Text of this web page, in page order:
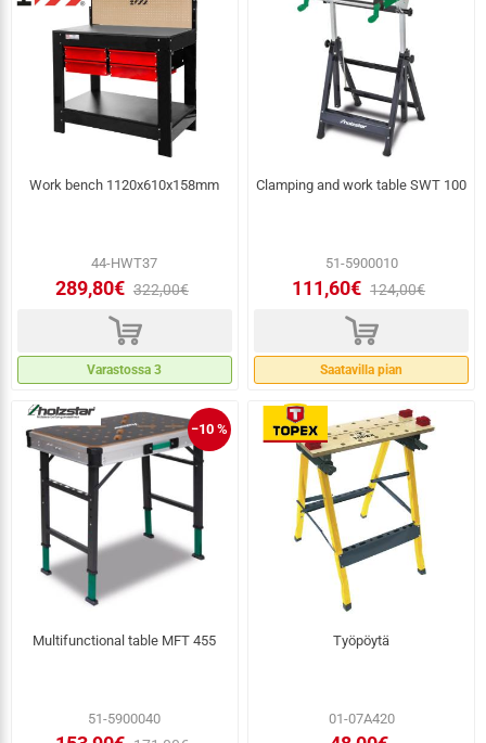
Work bench 1120x610x158mm
44-HWT37
289,80€ 322,00€
d
Varastossa 3
Clamping and work table SWT 100
51-5900010
111,60€ 124,00€
d
Saatavilla pian
−10 %
Multifunctional table MFT 455
51-5900040
Työpöytä
01-07A420